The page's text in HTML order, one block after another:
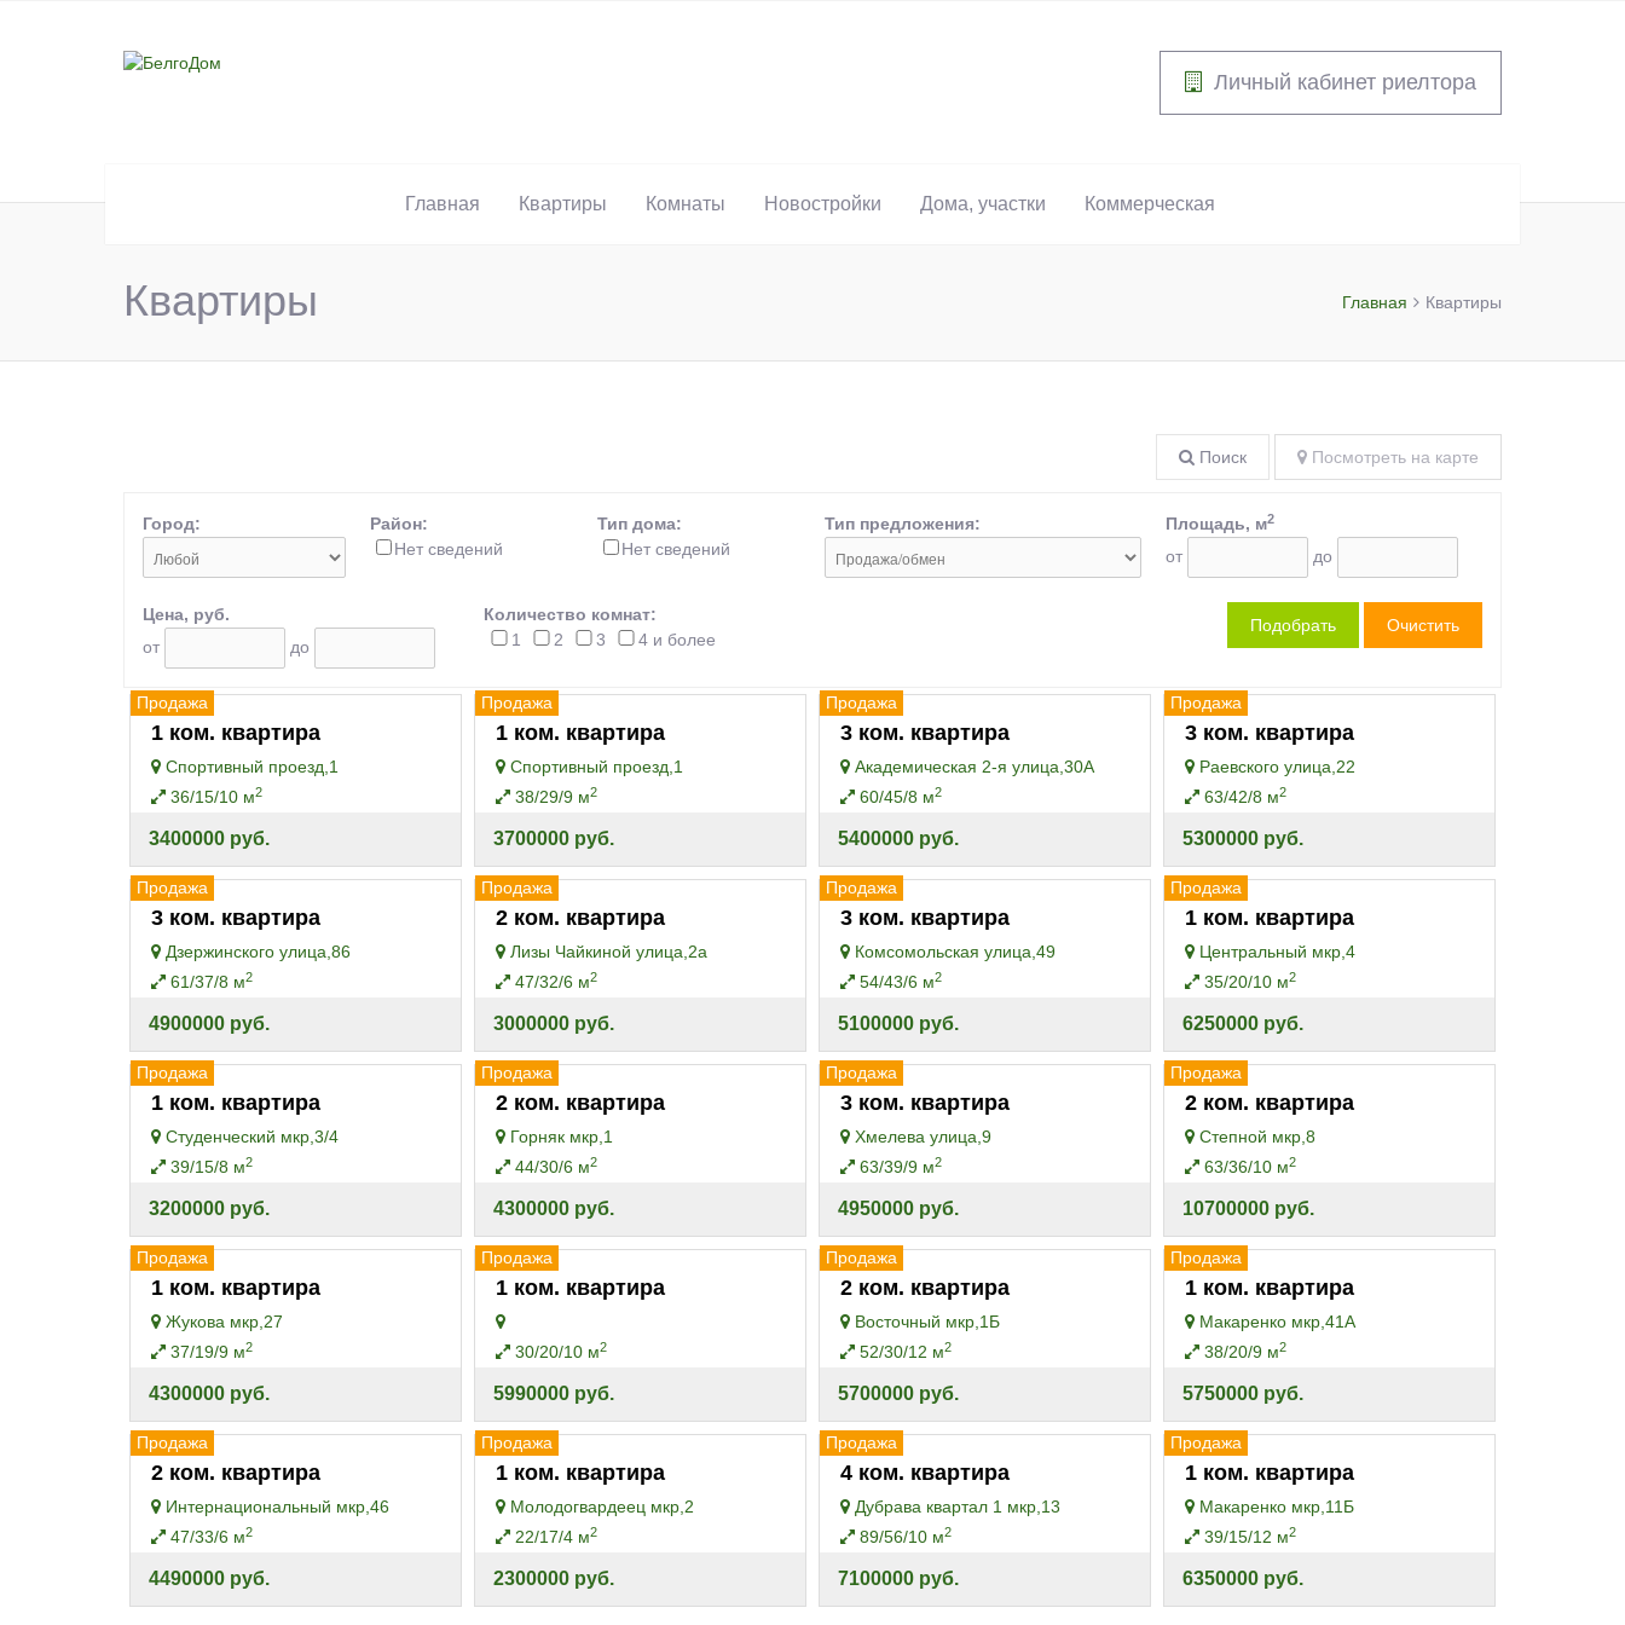
Личный кабинет риелтора
Главная Квартиры Комнаты Новостройки Дома, участки Коммерческая
Квартиры Главная Квартиры
Поиск Посмотреть на карте
Город:
Район:
Нет сведений
Тип дома:
Нет сведений
Тип предложения: Площадь, м2
от до
Цена, руб.
от
до
Количество комнат:
1
2 3 4 и более
Продажа
1 ком. квартира
Спортивный проезд,1
36/15/10 м2
3400000 руб.
Продажа
1 ком. квартира
Спортивный проезд,1
38/29/9 м2
3700000 руб.
Продажа
3 ком. квартира
Академическая 2-я улица,30А
60/45/8 м2
5400000 руб.
Продажа
3 ком. квартира
Раевского улица,22
63/42/8 м2
5300000 руб.
Продажа
3 ком. квартира
Дзержинского улица,86
61/37/8 м2
4900000 руб.
Продажа
2 ком. квартира
Лизы Чайкиной улица,2а
47/32/6 м2
3000000 руб.
Продажа
3 ком. квартира
Комсомольская улица,49
54/43/6 м2
5100000 руб.
Продажа
1 ком. квартира
Центральный мкр,4
35/20/10 м2
6250000 руб.
Продажа
1 ком. квартира
Студенческий мкр,3/4
39/15/8 м2
3200000 руб.
Продажа
2 ком. квартира
Горняк мкр,1
44/30/6 м2
4300000 руб.
Продажа
3 ком. квартира
Хмелева улица,9
63/39/9 м2
4950000 руб.
Продажа
2 ком. квартира
Степной мкр,8
63/36/10 м2
10700000 руб.
Продажа
1 ком. квартира
Жукова мкр,27
37/19/9 м2
4300000 руб.
Продажа
1 ком. квартира
30/20/10 м2
5990000 руб.
Продажа
2 ком. квартира
Восточный мкр,1Б
52/30/12 м2
5700000 руб.
Продажа
1 ком. квартира
Макаренко мкр,41А
38/20/9 м2
5750000 руб.
Продажа
2 ком. квартира
Интернациональный мкр,46
47/33/6 м2
4490000 руб.
Продажа
1 ком. квартира
Молодогвардеец мкр,2
22/17/4 м2
2300000 руб.
Продажа
4 ком. квартира
Дубрава квартал 1 мкр,13
89/56/10 м2
7100000 руб.
Продажа
1 ком. квартира
Макаренко мкр,11Б
39/15/12 м2
6350000 руб.